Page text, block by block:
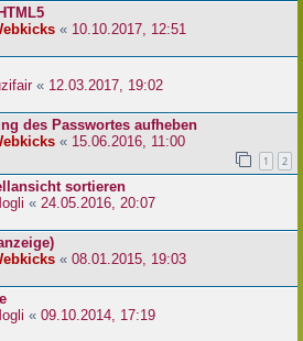
« 10.10.2017, 12:51
« 12.03.2017, 19:02
des Passwortes aufheben
« 15.06.2016, 11:00
1 2
sortieren
« 24.05.2016, 20:07
« 08.01.2015, 19:03
« 09.10.2014, 17:19